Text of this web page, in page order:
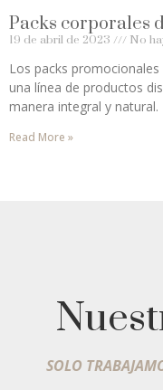
Packs corporales
19 de abril de 2023 No
Los packs
una línea de productos
manera integral y natural.
Read More »
SOLO